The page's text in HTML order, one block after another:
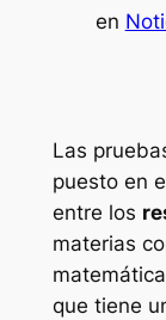
en
Las
puesto en
entre los
materias
que tiene